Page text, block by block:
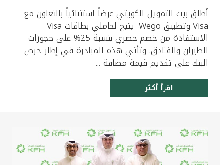
أطلق بيت التمويل الكويتي عرضاً استثنائياً بالتعاون مع
Visa وتطبيق Wego، يتيح لحاملي بطاقات Visa
الاستفادة من خصم حصري بنسبة 25% على حجوزات
الطيران والفنادق. وتأتي هذه المبادرة في إطار حرص
البنك على تقديم قيمة مضافة ...
اقرأ أكثر